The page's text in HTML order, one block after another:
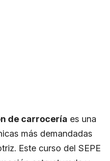
de carrocería es una
más demandadas
Este curso del SEPE